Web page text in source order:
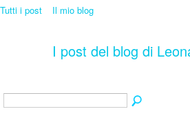
Tutti i post Il mio blog
I post del blog di